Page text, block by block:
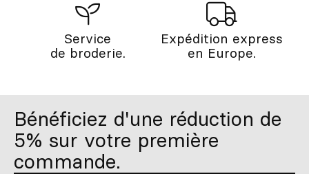
Service
de broderie.
Expédition express
en Europe.
Bénéficiez d'une réduction de
5% sur votre première
commande.